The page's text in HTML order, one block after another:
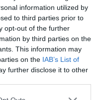
information utilized by
to third parties prior to
opt-out of the further
by third parties on the
This information may
on the IAB’s List of
further disclose it to other
Engedélyezi
k, hogy a
végzős
diákok teljes
létszámban
térjenek
vissza az
iskolapadok
ba, ahol